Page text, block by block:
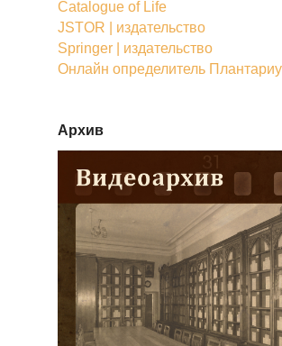
Catalogue of Life
JSTOR | издательство
Springer | издательство
Онлайн определитель
Архив